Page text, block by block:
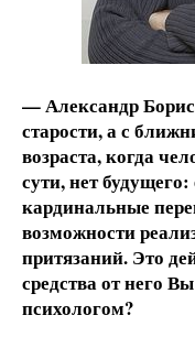
— Александр
старости, а с
возраста, когда
сути, нет
кардинальные
возможности
притязаний. Это
средства от него
психологом?